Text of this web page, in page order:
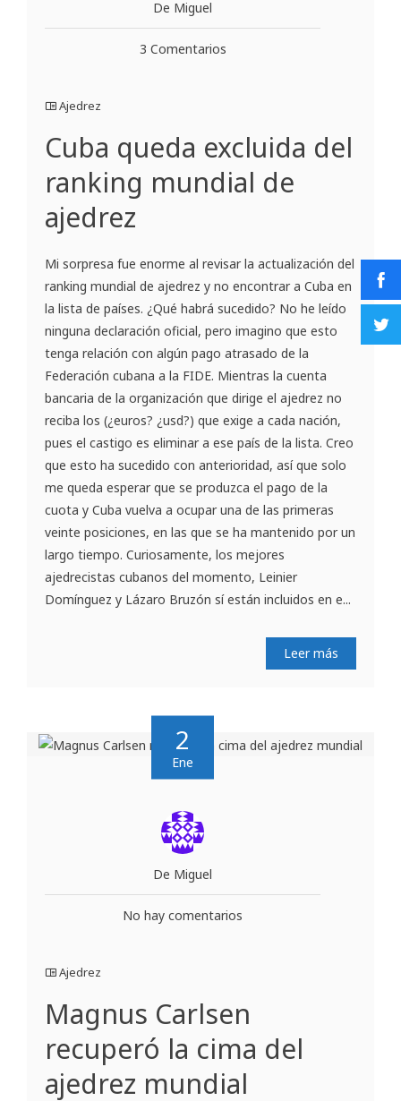
De Miguel
3 Comentarios
Ajedrez
Cuba queda excluida del
ranking mundial de
ajedrez
Mi sorpresa fue enorme al revisar la actualización del
ranking mundial de ajedrez y no encontrar a Cuba en
la lista de países. ¿Qué habrá sucedido? No he leído
ninguna declaración oficial, pero imagino que esto
tenga relación con algún pago atrasado de la
Federación cubana a la FIDE. Mientras la cuenta
bancaria de la organización que dirige el ajedrez no
reciba los (¿euros? ¿usd?) que exige a cada nación,
pues el castigo es eliminar a ese país de la lista. Creo
que esto ha sucedido con anterioridad, así que solo
me queda esperar que se produzca el pago de la
cuota y Cuba vuelva a ocupar una de las primeras
veinte posiciones, en las que se ha mantenido por un
largo tiempo. Curiosamente, los mejores
ajedrecistas cubanos del momento, Leinier
Domínguez y Lázaro Bruzón sí están incluidos en e...
Leer más
2
Ene
De Miguel
No hay comentarios
Ajedrez
Magnus Carlsen
recuperó la cima del
ajedrez mundial